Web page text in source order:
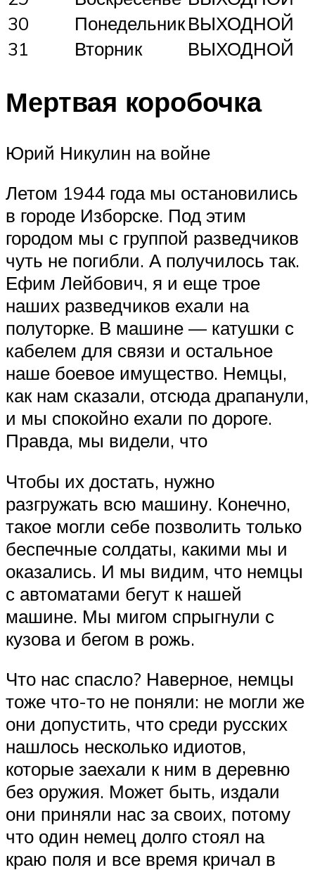
30
ПонедельникВЫХОДНОЙ
31
Вторник ВЫХОДНОЙ
Мертвая коробочка
Юрий Никулин на войне
Летом 1944 года мы остановились
в городе Изборске. Под этим
городом мы с группой разведчиков
чуть не погибли. А получилось так.
Ефим Лейбович, я и еще трое
наших разведчиков ехали на
полуторке. В машине — катушки с
кабелем для связи и остальное
наше боевое имущество. Немцы,
как нам сказали, отсюда драпанули,
и мы спокойно ехали по дороге.
Правда, мы видели, что
Чтобы их достать, нужно
разгружать всю машину. Конечно,
такое могли себе позволить только
беспечные солдаты, какими мы и
оказались. И мы видим, что немцы
с автоматами бегут к нашей
машине. Мы мигом спрыгнули с
кузова и бегом в рожь.
Что нас спасло? Наверное, немцы
тоже что-то не поняли: не могли же
они допустить, что среди русских
нашлось несколько идиотов,
которые заехали к ним в деревню
без оружия. Может быть, издали
они приняли нас за своих, потому
что один немец долго стоял на
краю поля и все время кричал в